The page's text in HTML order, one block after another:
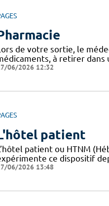
de votre sortie, le
à retirer dans
06/2026 12:32
patient
patient ​​ou HTNM
ce dispositif
06/2026 13:48